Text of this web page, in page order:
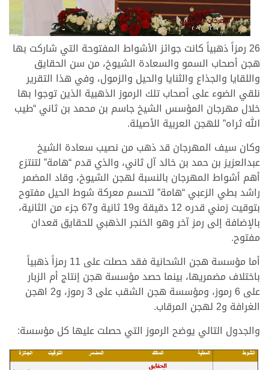
26 رمزاً ذهبياً كانت جوائز الأشواط المفتوحة التي شاركت بها
هجن أصحاب السمو والسعادة الشيوخ، من سن الحقايق
واللقايا والجذاع والثنايا والحيل والزمول، وفي هذا التقرير
نلقي الضوء على أصحاب تلك الرموز الذهبية الذين توجوا بها
خلال مهرجان المؤسس الشيخ جاسم بن محمد بن ثاني “طيب
الله ثراه” للهجن العربية الأصيلة.
وكان سيف المهرجان قد ذهب من نصيب سعادة الشيخ
عبدالعزيز بن حمد بن خالد آل ثاني، والذي قدم “هامة” لتنتزع
أهم أشواط المهرجان بالنسبة لهجن الشيوخ، وقاد المضمر
راشد بطي الزعبي “هامة” لتحسم معركة شوط الحيل مفتوح
بتوقيت زمني قدره 12 دقيقة و19 ثانية و67 جزء من الثانية،
بالإضافة إلى رمز آخر وهو الخنجر الذهبي للحقايق قعدان
مفتوح.
أما مؤسسة هجن الشحانية فقد حصلت على 11 رمزاً ذهبياً
باختلاف مضمريها، بينما حصد مؤسسة هجن إنتاج أم الزبار
على 6 رموز، ومؤسسة هجن الشقب على 3 رموز، و2 اهجن
الغرافة و2 لهجن المرقاب.
والجدول التالي يوضح الرموز التي حصلت عليها كل مؤسسة: